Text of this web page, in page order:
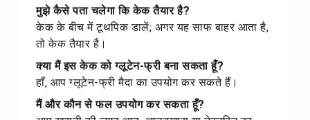
मुझे कैसे पता चलेगा कि केक तैयार है?
केक के बीच में टूथपिक डालें; अगर यह साफ बाहर आता है,
तो केक तैयार है।
क्या मैं इस केक को ग्लूटेन-फ्री बना सकता हूँ?
हाँ, आप ग्लूटेन-फ्री मैदा का उपयोग कर सकते हैं।
मैं और कौन से फल उपयोग कर सकता हूँ?